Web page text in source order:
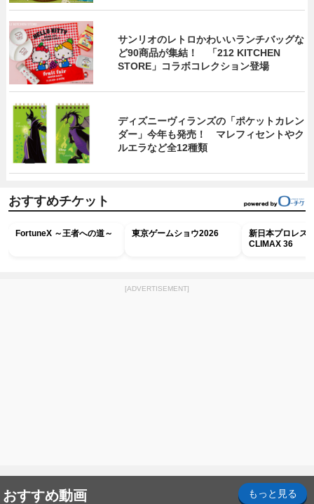
サンリオのレトロかわいいランチバッグな
ど90商品が集結！ 「212 KITCHEN
STORE」コラボコレクション登場
ディズニーヴィランズの「ポケットカレン
ダー」今年も発売！ マレフィセントやク
ルエラなど全12種類
おすすめチケット
FortuneX ～王者への道～ 東京ゲームショウ2026
新日本プロレス
CLIMAX 36
[ADVERTISEMENT]
おすすめ動画 もっと見る